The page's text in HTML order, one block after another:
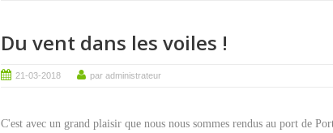
Du vent dans les voiles !
21-03-2018 par administrateur
C'est avec un grand plaisir que nous nous sommes rendus au port de